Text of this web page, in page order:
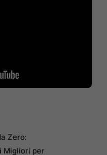
Zero:
Migliori per